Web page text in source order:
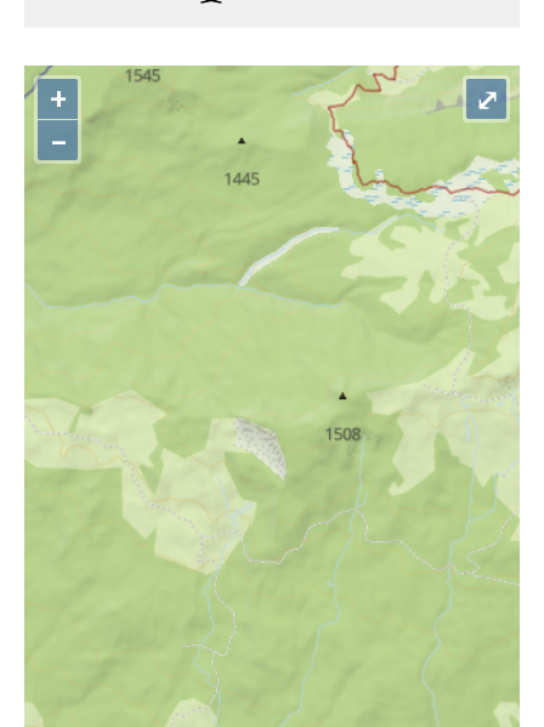
+
–
⤢